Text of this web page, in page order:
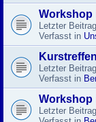
Workshop
Letzter
Verfasst in
Letzter
Verfasst in
Workshop
Letzter